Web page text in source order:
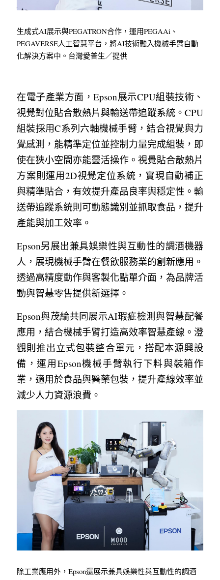
生成式AI展示與PEGATRON合作，運用PEGAAi、
PEGAVERSE人工智慧平台，將AI技術融入機械手臂自動
化解決方案中。台灣愛普生／提供
在電子產業方面，Epson展示CPU組裝技術、
視覺對位貼合散熱片與輸送帶追蹤系統。CPU
組裝採用C系列六軸機械手臂，結合視覺與力
覺感測，能精準定位並控制力量完成組裝，即
使在狹小空間亦能靈活操作。視覺貼合散熱片
方案則運用2D視覺定位系統，實現自動補正
與精準貼合，有效提升產品良率與穩定性。輸
送帶追蹤系統則可動態識別並抓取食品，提升
產能與加工效率。
Epson另展出兼具娛樂性與互動性的調酒機器
人，展現機械手臂在餐飲服務業的創新應用。
透過高精度動作與客製化點單介面，為品牌活
動與智慧零售提供新選擇。
Epson與茂綸共同展示AI瑕疵檢測與智慧配餐
應用，結合機械手臂打造高效率智慧產線。澄
觀則推出立式包裝整合單元，搭配本源興設
備，運用Epson機械手臂執行下料與裝箱作
業，適用於食品與醫藥包裝，提升產線效率並
減少人力資源浪費。
除工業應用外，Epson還展示兼具娛樂性與互動性的調酒